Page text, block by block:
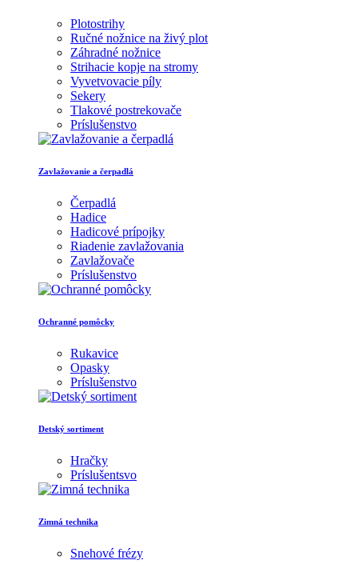
Plotostrihy
Ručné nožnice na živý plot
Záhradné nožnice
Strihacie kopje na stromy
Vyvetvovacie píly
Sekery
Tlakové postrekovače
Príslušenstvo
Zavlažovanie a čerpadlá
Čerpadlá
Hadice
Hadicové prípojky
Riadenie zavlažovania
Zavlažovače
Príslušenstvo
Ochranné pomôcky
Rukavice
Opasky
Príslušenstvo
Detský sortiment
Hračky
Príslušentsvo
Zimná technika
Snehové frézy